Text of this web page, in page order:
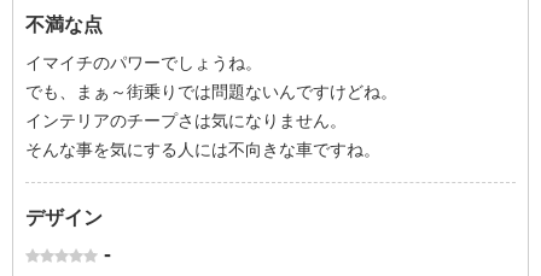
不満な点
イマイチのパワーでしょうね。
でも、まぁ～街乗りでは問題ないんですけどね。
インテリアのチープさは気になりません。
そんな事を気にする人には不向きな車ですね。
デザイン
-